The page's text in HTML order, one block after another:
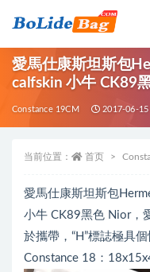
愛馬仕康斯坦斯包
calfskin 小牛 CK89
Constance 19CM 2017-06-15
当前位置： 首页
愛馬仕康斯坦斯包
小牛 CK89黑色 Nior，
於攜帶，“H”標誌極具個
Constance 18：